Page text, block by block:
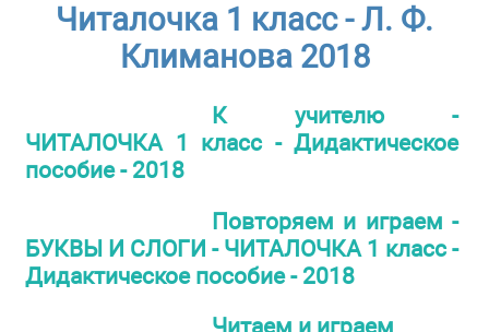
Читалочка 1 класс - Л. Ф.
Климанова 2018
К учителю -
ЧИТАЛОЧКА 1 класс - Дидактическое
пособие - 2018
Повторяем и играем -
БУКВЫ И СЛОГИ - ЧИТАЛОЧКА 1 класс -
Дидактическое пособие - 2018
Читаем и играем